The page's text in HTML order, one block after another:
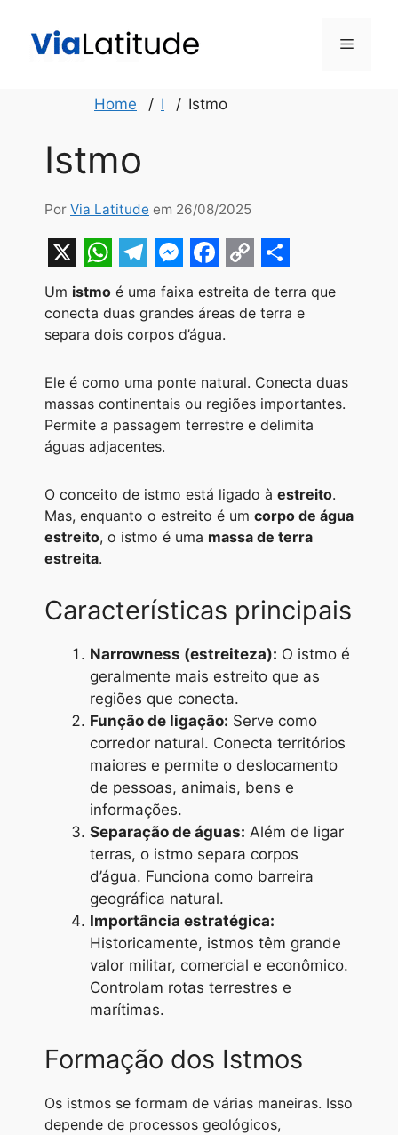
Menu
Home I Istmo
Istmo
Por Via Latitude em 26/08/2025
X W
h
a
s
A
p
T
e
l
g
r
a
m
M
e
s
e
n
g
r
F
a
c
b
o
C
o
L
i
S
h
e
Um istmo é uma faixa estreita de terra que
conecta duas grandes áreas de terra e
separa dois corpos d’água.
Ele é como uma ponte natural. Conecta duas
massas continentais ou regiões importantes.
Permite a passagem terrestre e delimita
águas adjacentes.
O conceito de istmo está ligado à estreito.
Mas, enquanto o estreito é um corpo de água
estreito, o istmo é uma massa de terra
estreita.
Características principais
Narrowness (estreiteza): O istmo é
geralmente mais estreito que as
regiões que conecta.
Função de ligação: Serve como
corredor natural. Conecta territórios
maiores e permite o deslocamento
de pessoas, animais, bens e
informações.
Separação de águas: Além de ligar
terras, o istmo separa corpos
d’água. Funciona como barreira
geográfica natural.
Importância estratégica:
Historicamente, istmos têm grande
valor militar, comercial e econômico.
Controlam rotas terrestres e
marítimas.
Formação dos Istmos
Os istmos se formam de várias maneiras. Isso
depende de processos geológicos,